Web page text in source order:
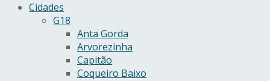
Cidades
G18
Anta Gorda
Arvorezinha
Capitão
Coqueiro Baixo